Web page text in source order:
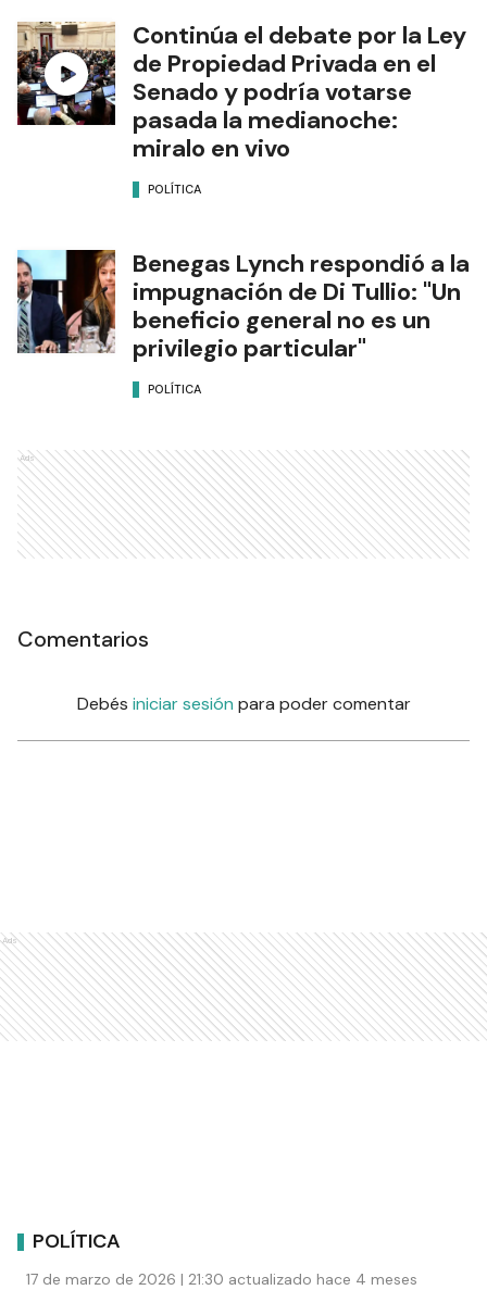
Continúa el debate por la Ley
de Propiedad Privada en el
Senado y podría votarse
pasada la medianoche:
miralo en vivo
POLÍTICA
Benegas Lynch respondió a la
impugnación de Di Tullio: "Un
beneficio general no es un
privilegio particular"
POLÍTICA
Ads
Comentarios
Debés iniciar sesión para poder comentar
Ads
POLÍTICA
17 de marzo de 2026 | 21:30 actualizado hace 4 meses